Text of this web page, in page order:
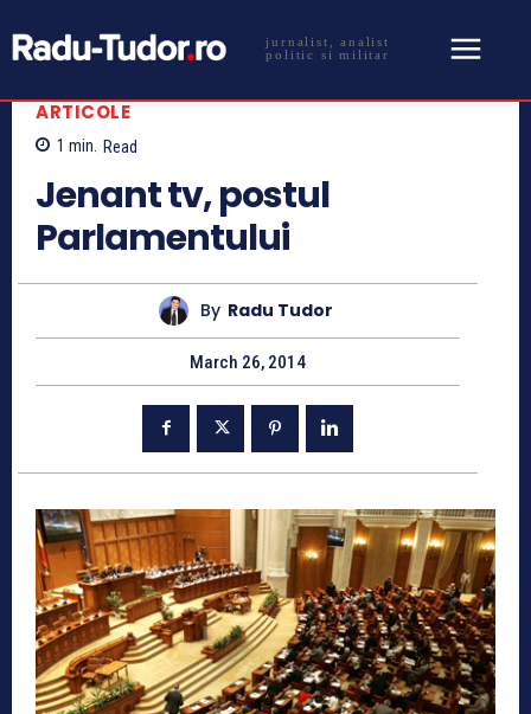
jurnalist, analist
politic si militar
ARTICOLE
1 min. Read
Jenant tv, postul
Parlamentului
By Radu Tudor
March 26, 2014